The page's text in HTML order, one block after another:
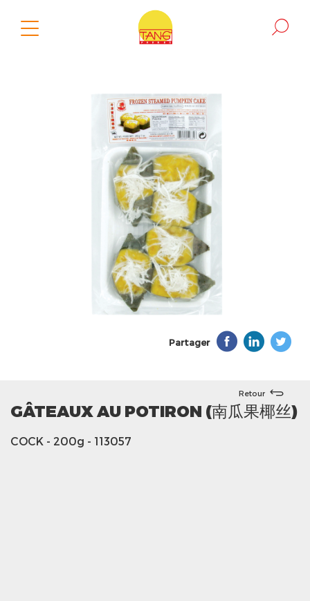
Partager
Retour
GÂTEAUX AU POTIRON (南瓜果椰丝)
COCK - 200g - 113057